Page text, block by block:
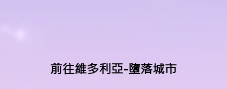
前往維多利亞-墮落城市